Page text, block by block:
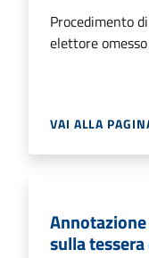
Procedimento
elettore
VAI ALLA
sulla